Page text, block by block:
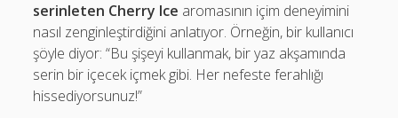
serinleten Cherry Ice aromasının içim deneyimini
nasıl zenginleştirdiğini anlatıyor. Örneğin, bir kullanıcı
şöyle diyor: “Bu şişeyi kullanmak, bir yaz akşamında
serin bir içecek içmek gibi. Her nefeste ferahlığı
hissediyorsunuz!”